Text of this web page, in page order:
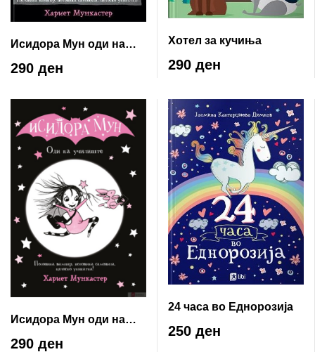
Исидора Мун оди на
екскурзија
290 ден
Хотел за кучиња
290 ден
Исидора Мун оди на
училиште
290 ден
24 часа во Еднорозија
250 ден